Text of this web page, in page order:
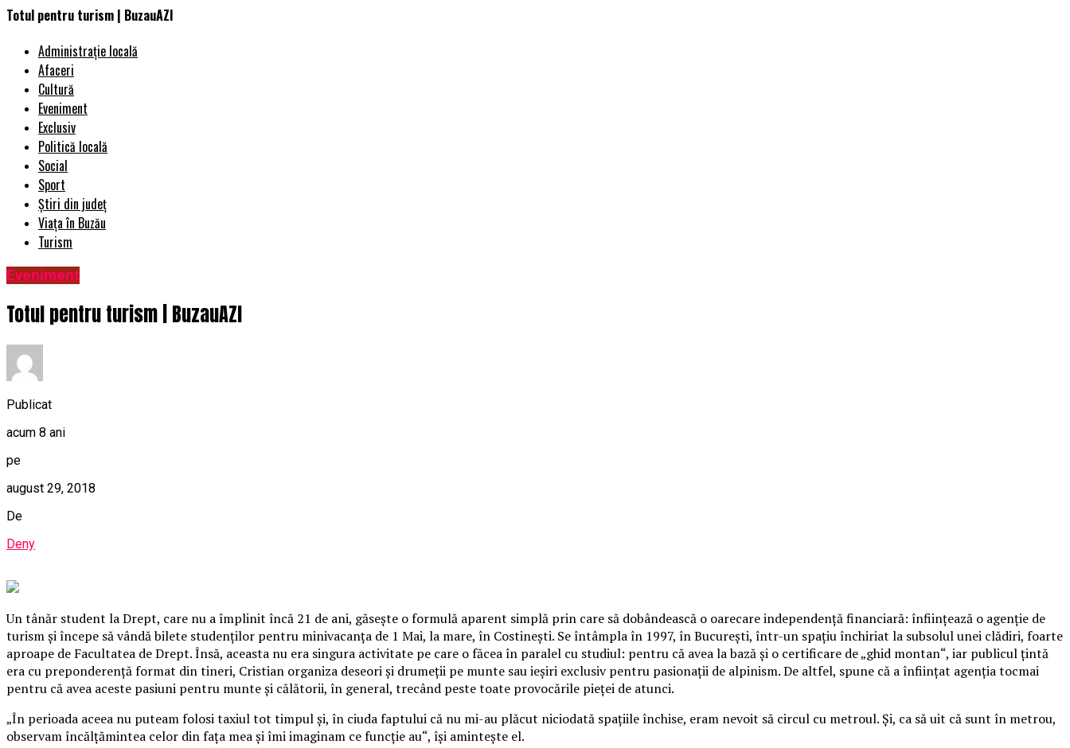
Totul pentru turism | BuzauAZI
Administrație locală
Afaceri
Cultură
Eveniment
Exclusiv
Politică locală
Social
Sport
Știri din județ
Viața în Buzău
Turism
Eveniment
Totul pentru turism | BuzauAZI
Publicat
acum 8 ani
pe
august 29, 2018
De
Deny
Un tânăr student la Drept, care nu a împlinit încă 21 de ani, găseşte o formulă aparent simplă prin care să dobândească o oarecare independenţă financiară: înfiinţează o agenţie de
turism şi începe să vândă bilete studenţilor pentru minivacanţa de 1 Mai, la mare, în Costineşti. Se întâmpla în 1997, în Bucureşti, într-un spaţiu închiriat la subsolul unei clădiri, foarte
aproape de Facultatea de Drept. Însă, aceasta nu era singura activitate pe care o făcea în paralel cu studiul: pentru că avea la bază şi o certificare de „ghid montan“, iar publicul ţintă
era cu preponderenţă format din tineri, Cristian organiza deseori şi drumeţii pe munte sau ieşiri exclusiv pentru pasionaţii de alpinism.De altfel, spune că a înfiinţat agenţia tocmai
pentru că avea aceste pasiuni pentru munte şi călătorii, în general, trecând peste toate provocările pieţei de atunci.
„În perioada aceea nu puteam folosi taxiul tot timpul şi, în ciuda faptului că nu mi-au plăcut niciodată spaţiile închise, eram nevoit să circul cu metroul. Și, ca să uit că sunt în metrou,
observam încălţămintea celor din faţa mea şi îmi imaginam ce funcţie au“, îşi aminteşte el.